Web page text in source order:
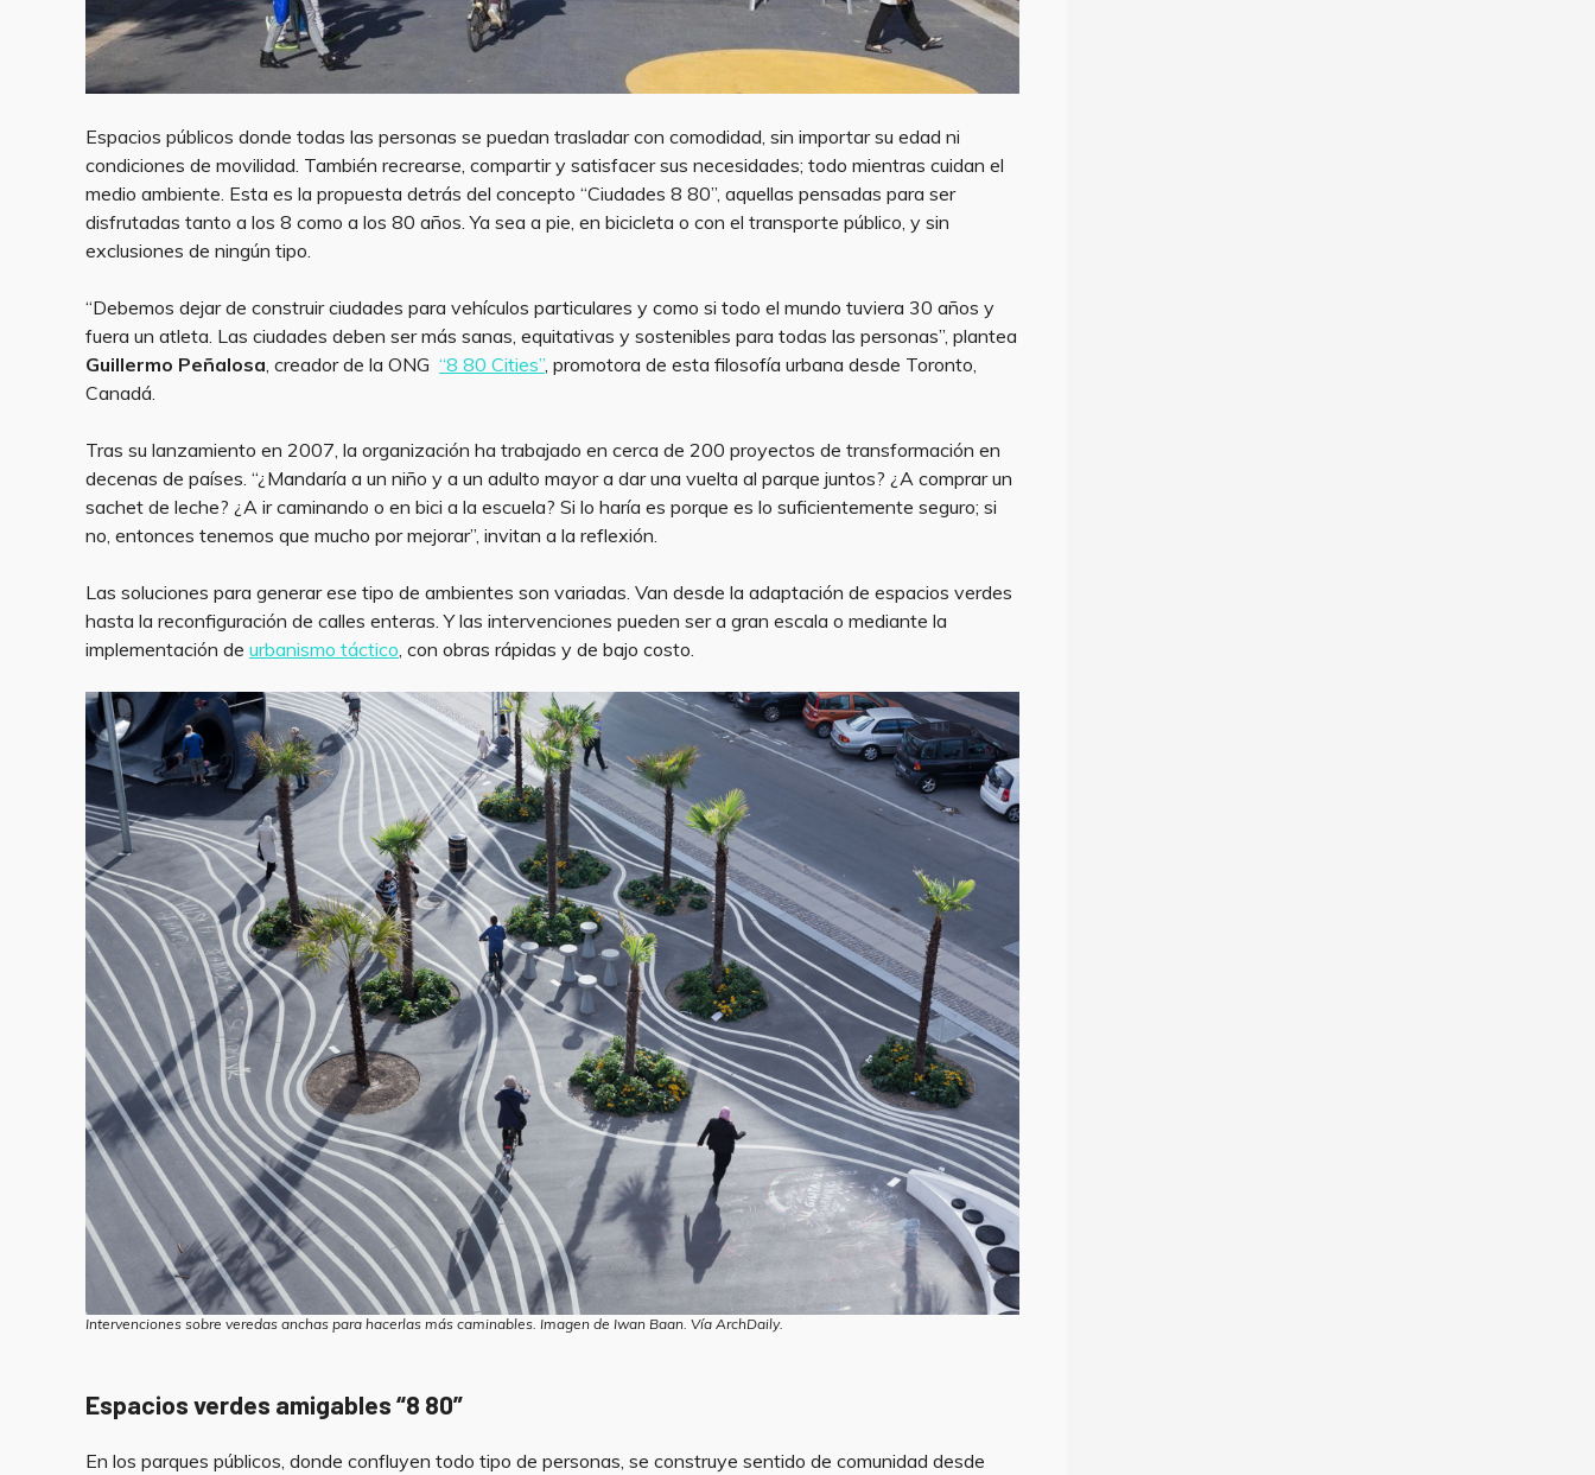
Espacios públicos donde todas las personas se puedan trasladar con comodidad, sin importar su edad ni
condiciones de movilidad. También recrearse, compartir y satisfacer sus necesidades; todo mientras cuidan el
medio ambiente. Esta es la propuesta detrás del concepto “Ciudades 8 80”, aquellas pensadas para ser
disfrutadas tanto a los 8 como a los 80 años. Ya sea a pie, en bicicleta o con el transporte público, y sin
exclusiones de ningún tipo.
“Debemos dejar de construir ciudades para vehículos particulares y como si todo el mundo tuviera 30 años y
fuera un atleta. Las ciudades deben ser más sanas, equitativas y sostenibles para todas las personas”, plantea
Guillermo Peñalosa , creador de la ONG“8 80 Cities” , promotora de esta filosofía urbana desde Toronto,
Canadá.
Tras su lanzamiento en 2007, la organización ha trabajado en cerca de 200 proyectos de transformación en
decenas de países. “¿Mandaría a un niño y a un adulto mayor a dar una vuelta al parque juntos? ¿A comprar un
sachet de leche? ¿A ir caminando o en bici a la escuela? Si lo haría es porque es lo suficientemente seguro; si
no, entonces tenemos que mucho por mejorar”, invitan a la reflexión.
Las soluciones para generar ese tipo de ambientes son variadas. Van desde la adaptación de espacios verdes
hasta la reconfiguración de calles enteras. Y las intervenciones pueden ser a gran escala o mediante la
implementación deurbanismo táctico , con obras rápidas y de bajo costo.
Intervenciones sobre veredas anchas para hacerlas más caminables. Imagen de Iwan Baan. Vía ArchDaily.
Espacios verdes amigables“8 80”
En los parques públicos, donde confluyen todo tipo de personas, se construye sentido de comunidad desde